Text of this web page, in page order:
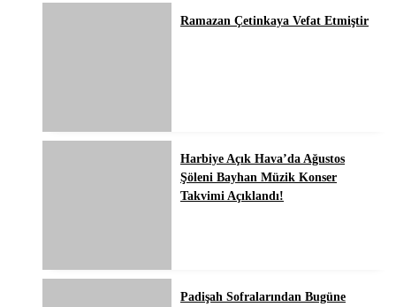
Ramazan Çetinkaya Vefat Etmiştir
Harbiye Açık Hava’da Ağustos
Şöleni Bayhan Müzik Konser
Takvimi Açıklandı!
Padişah Sofralarından Bugüne